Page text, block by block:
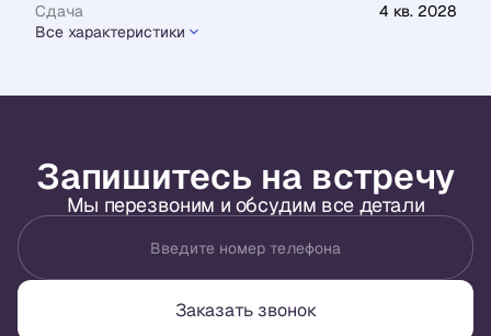
Сдача
4 кв. 2028
Все характеристики
Запишитесь на встречу
Мы перезвоним и обсудим все детали
Введите номер телефона
Заказать звонок